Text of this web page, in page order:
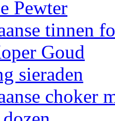
Pewter
tinnen
Goud
sieraden
choker